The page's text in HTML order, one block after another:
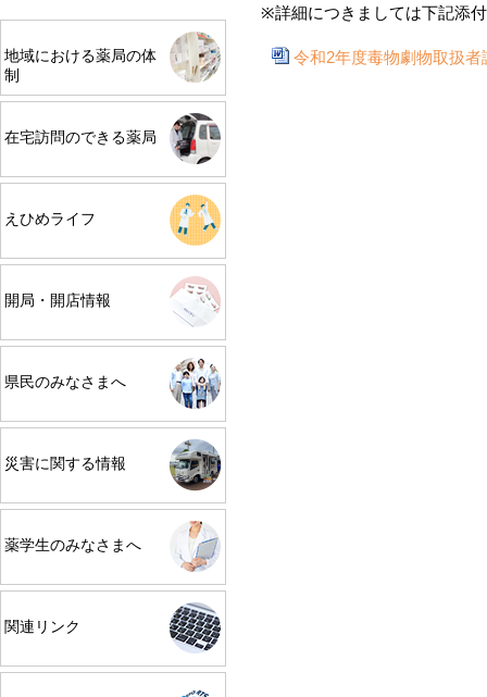
地域における薬局の体
制
在宅訪問のできる薬局
えひめライフ
開局・開店情報
県民のみなさまへ
災害に関する情報
薬学生のみなさまへ
関連リンク
※詳細につきましては下記添
令和2年度毒物劇物取扱